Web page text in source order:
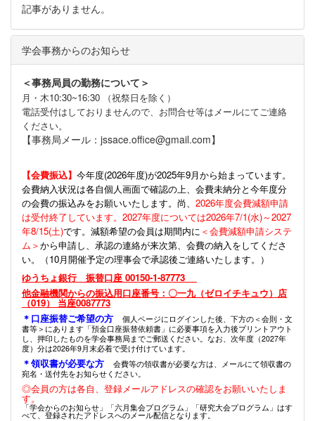
記事がありません。
学会事務からのお知らせ
＜事務局員の勤務について＞
月・木10:30~16:30 （祝祭日を除く）
電話受付はしておりませんので、お問合せ等はメールにてご連絡
ください。
【事務局メール：jssace.office@gmail.com】
【会費振込】 今年度(2026年度)が2025年9月から始まっています。
会費納入状況は各自個人画面で確認の上、会費未納分と今年度分
の会費の振込みをお願いいたします。尚、 2026年度会費減額申請
は受付終了しています。2027年度については2026年7/1(水)～2027
年8/15(土)です。減額希望の会員は期間内に ＜会費減額申請システ
ム＞から申請し、承認の連絡が来次第、会費の納入をしてくださ
い。（10月開催予定の理事会で承認後ご連絡いたします。）
ゆうちょ銀行 振替口座 00150-1-87773
他金融機関からの振込用口座番号：〇一九（ゼロイチキュウ）店
（019） 当座0087773
＊口座振替ご希望の方
個人ページにログインした後、下方の＜会則・文
書等＞にあります「預金口座振替依頼書」に必要事項を入力後プリントアウト
し、押印したものを学会事務局までご郵送ください。なお、次年度（2027年
度）分は2026年9月末必着で受け付けています。
＊領収書が必要な方
会費等の領収書が必要な方は、メールにて領収書の
宛名・送付先をお知らせください。
◎会員の方は各自、登録メールアドレスの確認をお願いいたしま
す。
「学会からのお知らせ」「六月集会プログラム」「研究大会プログラム」はす
べて、登録されたアドレスへのメール配信となります。